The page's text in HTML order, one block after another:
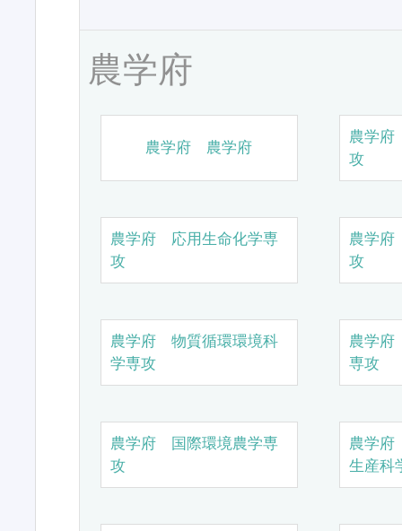
農学府
農学府 農学府
農学
攻
農学府 応用生命化学専
攻
農学
攻
農学府 物質循環環境科
学専攻
農学
専攻
農学府 国際環境農学専
攻
農学
生産科